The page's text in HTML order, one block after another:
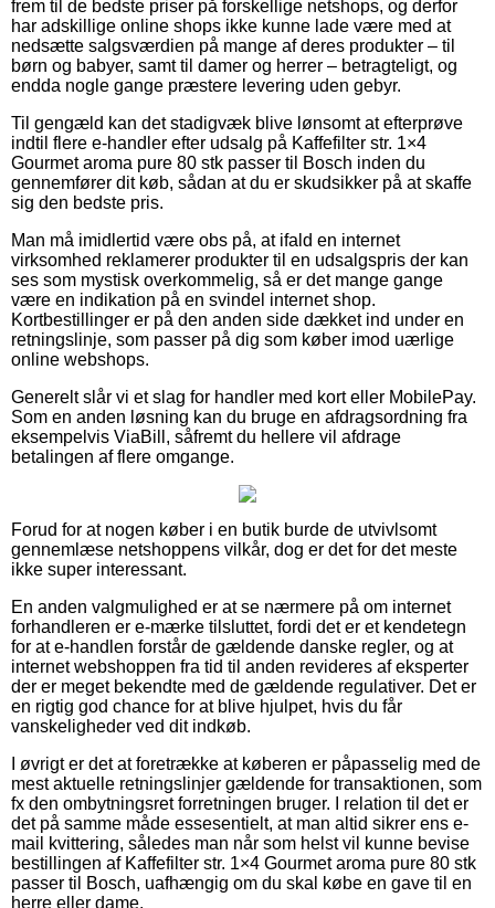
frem til de bedste priser på forskellige netshops, og derfor
har adskillige online shops ikke kunne lade være med at
nedsætte salgsværdien på mange af deres produkter – til
børn og babyer, samt til damer og herrer – betragteligt, og
endda nogle gange præstere levering uden gebyr.
Til gengæld kan det stadigvæk blive lønsomt at efterprøve
indtil flere e-handler efter udsalg på Kaffefilter str. 1×4
Gourmet aroma pure 80 stk passer til Bosch inden du
gennemfører dit køb, sådan at du er skudsikker på at skaffe
sig den bedste pris.
Man må imidlertid være obs på, at ifald en internet
virksomhed reklamerer produkter til en udsalgspris der kan
ses som mystisk overkommelig, så er det mange gange
være en indikation på en svindel internet shop.
Kortbestillinger er på den anden side dækket ind under en
retningslinje, som passer på dig som køber imod uærlige
online webshops.
Generelt slår vi et slag for handler med kort eller MobilePay.
Som en anden løsning kan du bruge en afdragsordning fra
eksempelvis ViaBill, såfremt du hellere vil afdrage
betalingen af flere omgange.
Forud for at nogen køber i en butik burde de utvivlsomt
gennemlæse netshoppens vilkår, dog er det for det meste
ikke super interessant.
En anden valgmulighed er at se nærmere på om internet
forhandleren er e-mærke tilsluttet, fordi det er et kendetegn
for at e-handlen forstår de gældende danske regler, og at
internet webshoppen fra tid til anden revideres af eksperter
der er meget bekendte med de gældende regulativer. Det er
en rigtig god chance for at blive hjulpet, hvis du får
vanskeligheder ved dit indkøb.
I øvrigt er det at foretrække at køberen er påpasselig med de
mest aktuelle retningslinjer gældende for transaktionen, som
fx den ombytningsret forretningen bruger. I relation til det er
det på samme måde essesentielt, at man altid sikrer ens e-
mail kvittering, således man når som helst vil kunne bevise
bestillingen af Kaffefilter str. 1×4 Gourmet aroma pure 80 stk
passer til Bosch, uafhængig om du skal købe en gave til en
herre eller dame.